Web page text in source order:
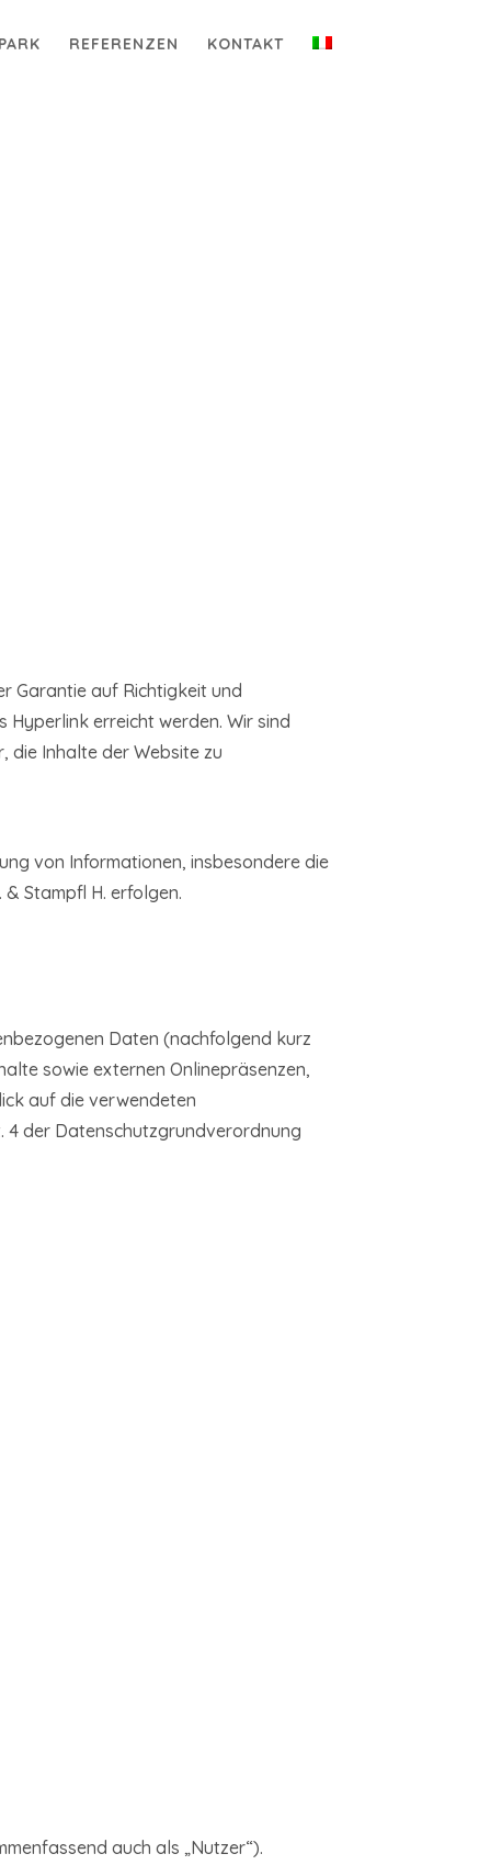
REFERENZEN KONTAKT
Garantie auf Richtigkeit und
erreicht werden. Wir sind
die Inhalte der Website zu
von Informationen, insbesondere die
Stampfl H. erfolgen.
Daten (nachfolgend kurz
sowie externen Onlinepräsenzen,
auf die verwendeten
4 der Datenschutzgrundverordnung
auch als „Nutzer“).